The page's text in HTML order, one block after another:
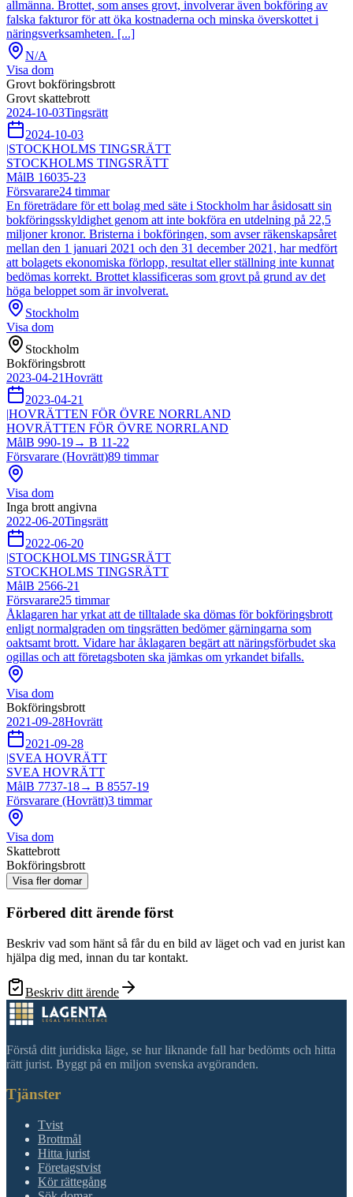
allmänna. Brottet, som anses grovt, involverar även bokföring av
falska fakturor för att öka kostnaderna och minska överskottet i
näringsverksamheten. [...]
N/A
Visa dom
Grovt bokföringsbrott
Grovt skattebrott
2024-10-03Tingsrätt
2024-10-03
|STOCKHOLMS TINGSRÄTT
STOCKHOLMS TINGSRÄTT
MålB 16035-23
Försvarare24 timmar
En företrädare för ett bolag med säte i Stockholm har åsidosatt sin
bokföringsskyldighet genom att inte bokföra en utdelning på 22,5
miljoner kronor. Bristerna i bokföringen, som avser räkenskapsåret
mellan den 1 januari 2021 och den 31 december 2021, har medfört
att bolagets ekonomiska förlopp, resultat eller ställning inte kunnat
bedömas korrekt. Brottet klassificeras som grovt på grund av det
höga beloppet som är involverat.
Stockholm
Visa dom
Stockholm
Bokföringsbrott
2023-04-21Hovrätt
2023-04-21
|HOVRÄTTEN FÖR ÖVRE NORRLAND
HOVRÄTTEN FÖR ÖVRE NORRLAND
MålB 990-19→ B 11-22
Försvarare (Hovrätt)89 timmar
Visa dom
Inga brott angivna
2022-06-20Tingsrätt
2022-06-20
|STOCKHOLMS TINGSRÄTT
STOCKHOLMS TINGSRÄTT
MålB 2566-21
Försvarare25 timmar
Åklagaren har yrkat att de tilltalade ska dömas för bokföringsbrott
enligt normalgraden om tingsrätten bedömer gärningarna som
oaktsamt brott. Vidare har åklagaren begärt att näringsförbudet ska
ogillas och att företagsboten ska jämkas om yrkandet bifalls.
Visa dom
Bokföringsbrott
2021-09-28Hovrätt
2021-09-28
|SVEA HOVRÄTT
SVEA HOVRÄTT
MålB 7737-18→ B 8557-19
Försvarare (Hovrätt)3 timmar
Visa dom
Skattebrott
Bokföringsbrott
Visa fler domar
Förbered ditt ärende först
Beskriv vad som hänt så får du en bild av läget och vad en jurist kan
hjälpa dig med, innan du tar kontakt.
Beskriv ditt ärende
Förstå ditt juridiska läge, se hur liknande fall har bedömts och hitta
rätt jurist. Byggt på en miljon svenska avgöranden.
Tjänster
Tvist
Brottmål
Hitta jurist
Företagstvist
Kör rättegång